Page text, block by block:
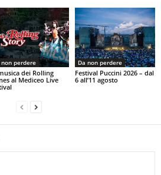
non perdere
dei Rolling
al Mediceo Live
Da non perdere
Festival Puccini 2026 – dal
6 all’11 agosto